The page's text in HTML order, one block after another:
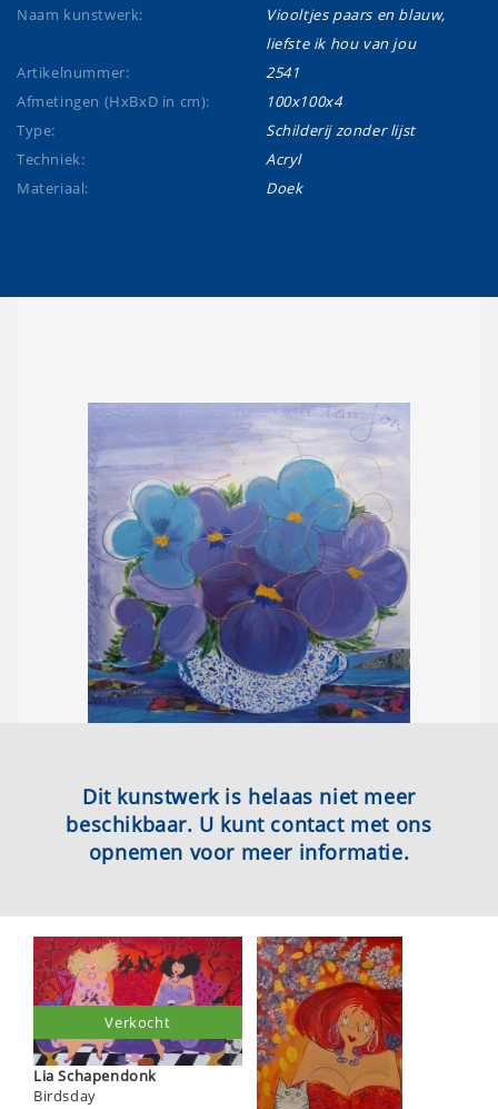
Naam kunstwerk:
Viooltjes paars en blauw,
liefste ik hou van jou
Artikelnummer:
2541
Afmetingen (HxBxD in cm):
100x100x4
Type:
Schilderij zonder lijst
Techniek:
Acryl
Materiaal:
Doek
Dit kunstwerk is helaas niet meer
beschikbaar. U kunt contact met ons
opnemen voor meer informatie.
Lia Schapendonk
Birdsday
Verkocht